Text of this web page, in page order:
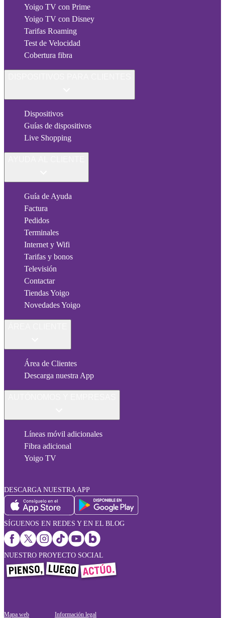
Yoigo TV con Prime
Yoigo TV con Disney
Tarifas Roaming
Test de Velocidad
Cobertura fibra
Dispositivos
Guías de dispositivos
Live Shopping
Guía de Ayuda
Factura
Pedidos
Terminales
Internet y Wifi
Tarifas y bonos
Televisión
Contactar
Tiendas Yoigo
Novedades Yoigo
Área de Clientes
Descarga nuestra App
Líneas móvil adicionales
Fibra adicional
Yoigo TV
DESCARGA NUESTRA APP
SÍGUENOS EN REDES Y EN EL BLOG
NUESTRO PROYECTO SOCIAL
Mapa web Información legal